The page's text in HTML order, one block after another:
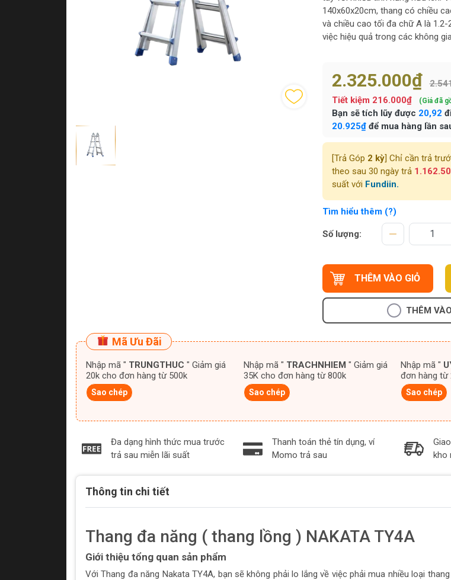
140x60x20cm, thang có chiều
và chiều cao tối đa chữ A là
việc hiệu quả trong các không
2.325.000₫
Tiết kiệm 216.000₫ (Giá đã
Bạn sẽ tích lũy được 20,92
20.925₫để mua hàng lần
[Trả Góp 2 kỳ] Chỉ cần trả
theo sau 30 ngày trả
suất với Fundiin.
Tìm hiểu thêm (?)
Số lượng:
THÊM VÀO GIỎ
THÊM
Mã Ưu Đãi
Nhập mã " TRUNGTHUC " Giảm giá
20k cho đơn hàng từ 500k
Sao chép
Nhập mã " TRACHNHIEM " Giảm giá
35K cho đơn hàng từ 800k
Sao chép
Nhập mã "
đơn hàng từ
Sao chép
Đa dạng hình thức mua trước
trả sau miễn lãi suất
Thanh toán thẻ tín dụng, ví
Momo trả sau
kho
Thông tin chi tiết
Thang đa năng ( thang lồng ) NAKATA TY4A
Giới thiệu tổng quan sản phẩm
Với Thang đa năng Nakata TY4A, bạn sẽ không phải lo lắng về việc phải mua nhiều loại